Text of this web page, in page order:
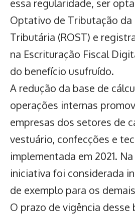
essa regularidade, ser
Optativo de Tributação
Tributária (ROST) e
na Escrituração Fiscal
do benefício usufruído.
A redução da base de
operações internas
empresas dos setores de
vestuário, confecções e
implementada em 2021.
iniciativa foi considerada
de exemplo para os
O prazo de vigência desse